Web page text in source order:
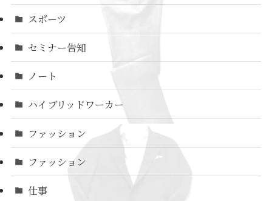
スポーツ
セミナー告知
ノート
ハイブリッドワーカー
ファッション
ファッション
仕事